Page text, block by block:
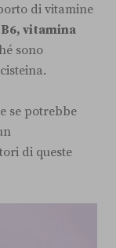
di vitamine
vitamina
sono
se potrebbe
di queste